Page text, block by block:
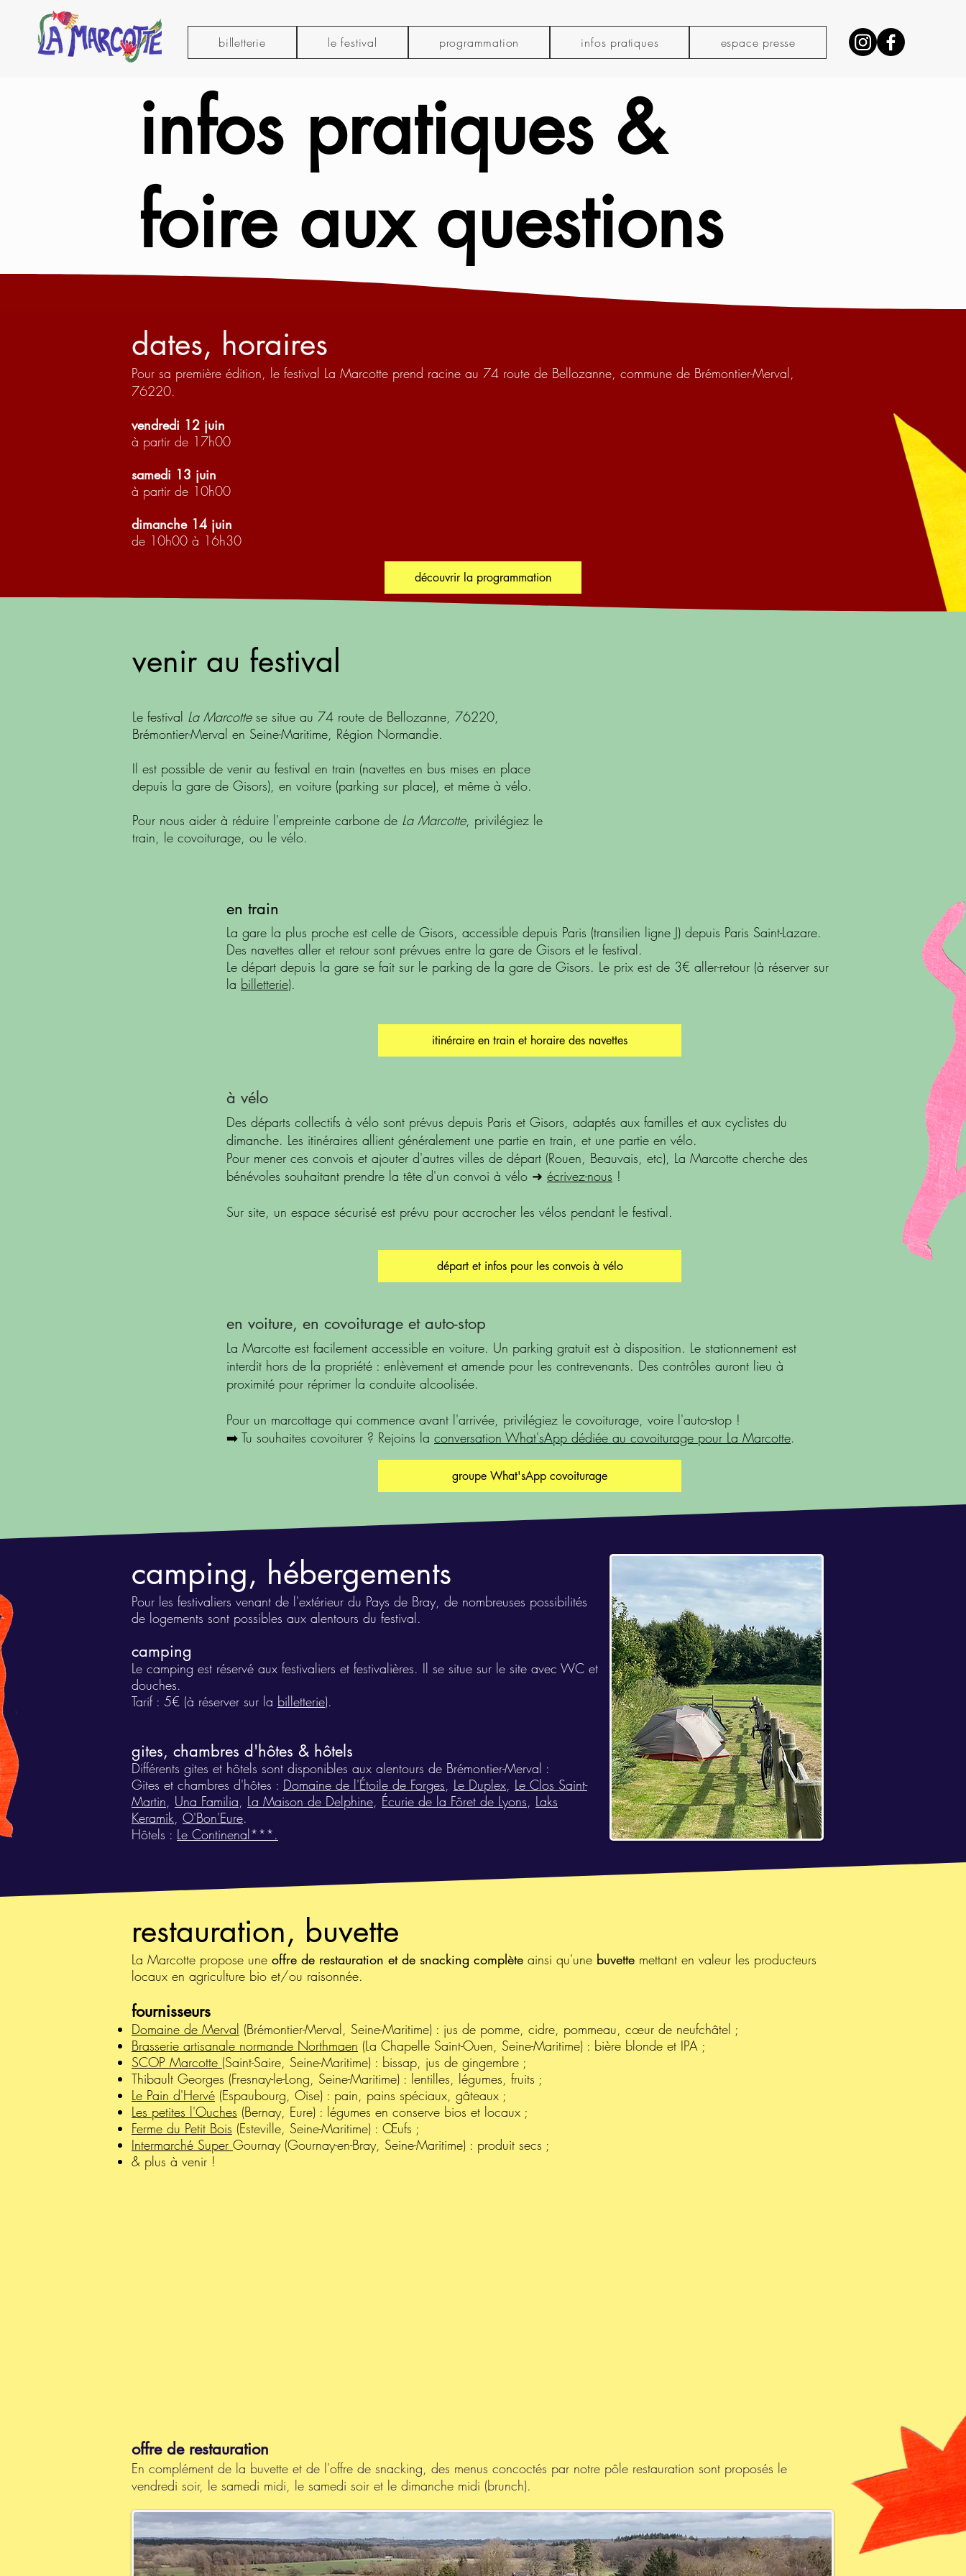
billetterie le festival programmation infos pratiques espace presse
infos pratiques &
foire aux questions
dates, horaires
Pour sa première édition, le festival La Marcotte prend racine au 74 route de Bellozanne, commune de Brémontier-Merval,
76220.
vendredi 12 juin
à partir de 17h00
samedi 13 juin
à partir de 10h00
dimanche 14 juin
de 10h00 à 16h30
découvrir la programmation
venir au festival
Le festival La Marcotte se situe au 74 route de Bellozanne, 76220,
Brémontier-Merval en Seine-Maritime, Région Normandie.
Il est possible de venir au festival en train (navettes en bus mises en place
depuis la gare de Gisors), en voiture (parking sur place), et même à vélo.
Pour nous aider à réduire l'empreinte carbone de La Marcotte, privilégiez le
train, le covoiturage, ou le vélo.
en train​
La gare la plus proche est celle de Gisors, accessible depuis Paris (transilien ligne J) depuis Paris Saint-Lazare.
Des navettes aller et retour sont prévues entre la gare de Gisors et le festival.
Le départ depuis la gare se fait sur le parking de la gare de Gisors. Le prix est de 3€ aller-retour (à réserver sur
la billetterie). ​
itinéraire en train et horaire des navettes
à vélo
Des départs collectifs à vélo sont prévus depuis Paris et Gisors, adaptés aux familles et aux cyclistes du
dimanche. Les itinéraires allient généralement une partie en train, et une partie en vélo.
Pour mener ces convois et ajouter d'autres villes de départ (Rouen, Beauvais, etc), La Marcotte cherche des
bénévoles souhaitant prendre la tête d'un convoi à vélo ➜ écrivez-nous ! ​
Sur site, un espace sécurisé est prévu pour accrocher les vélos pendant le festival.
départ et infos pour les convois à vélo
en voiture, en covoiturage et auto-stop
La Marcotte est facilement accessible en voiture. Un parking gratuit est à disposition. Le stationnement est
interdit hors de la propriété : enlèvement et amende pour les contrevenants. Des contrôles auront lieu à
proximité pour réprimer la conduite alcoolisée.
Pour un marcottage qui commence avant l'arrivée, privilégiez le covoiturage, voire l'auto-stop !
➡️ Tu souhaites covoiturer ? Rejoins la conversation What'sApp dédiée au covoiturage pour La Marcotte.
groupe What'sApp covoiturage
camping, hébergements
Pour les festivaliers venant de l'extérieur du Pays de Bray, de nombreuses possibilités
de logements sont possibles aux alentours du festival.
camping
Le camping est réservé aux festivaliers et festivalières. Il se situe sur le site avec WC et
douches.
Tarif : 5€ (à réserver sur la billetterie).
gites, chambres d'hôtes & hôtels
Différents gites et hôtels sont disponibles aux alentours de Brémontier-Merval :
Gites et chambres d'hôtes : Domaine de l'Étoile de Forges, Le Duplex, Le Clos Saint-
Martin, Una Familia, La Maison de Delphine, Écurie de la Fôret de Lyons, Laks
Keramik, O'Bon'Eure.
Hôtels : Le Continenal***.
restauration, buvette
La Marcotte propose une offre de restauration et de snacking complète ainsi qu'une buvette mettant en valeur les producteurs
locaux en agriculture bio et/ou raisonnée.
fournisseurs
Domaine de Merval (Brémontier-Merval, Seine-Maritime) : jus de pomme, cidre, pommeau, cœur de neufchâtel ;
Brasserie artisanale normande Northmaen (La Chapelle Saint-Ouen, Seine-Maritime) : bière blonde et IPA ;
SCOP Marcotte (Saint-Saire, Seine-Maritime) : bissap, jus de gingembre ;
Thibault Georges (Fresnay-le-Long, Seine-Maritime) : lentilles, légumes, fruits ;
Le Pain d'Hervé (Espaubourg, Oise) : pain, pains spéciaux, gâteaux ;
Les petites l'Ouches (Bernay, Eure) : légumes en conserve bios et locaux ;
Ferme du Petit Bois (Esteville, Seine-Maritime) : Œufs ;
Intermarché Super Gournay (Gournay-en-Bray, Seine-Maritime) : produit secs ;
& plus à venir !
offre de restauration
En complément de la buvette et de l'offre de snacking, des menus concoctés par notre pôle restauration sont proposés le
vendredi soir, le samedi midi, le samedi soir et le dimanche midi (brunch).